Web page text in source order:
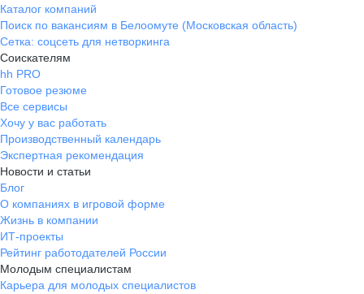
Каталог компаний
Поиск по вакансиям в Белоомуте (Московская область)
Сетка: соцсеть для нетворкинга
Соискателям
hh PRO
Готовое резюме
Все сервисы
Хочу у вас работать
Производственный календарь
Экспертная рекомендация
Новости и статьи
Блог
О компаниях в игровой форме
Жизнь в компании
ИТ-проекты
Рейтинг работодателей России
Молодым специалистам
Карьера для молодых специалистов